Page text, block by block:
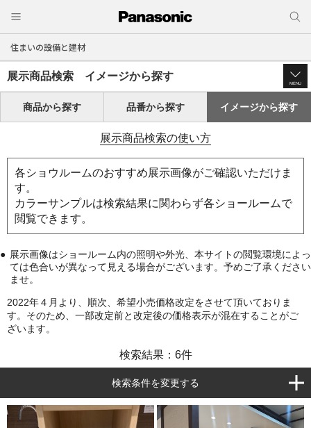
住まいの設備と建材
展示商品検索 イメージから探す
MENU
商品から探す 品番から探す イメージから探す
展示商品検索の使い方
各ショウルームのおすすめ展示画像がご確認いただけま
す。
カラーサンプルは検索結果に関わらず各ショールームで
閲覧できます。
展示画像はショールーム内の照明や外光、本サイトの閲覧環境によっ
ては色合いが異なって見える場合がございます。予めご了承ください
ませ。
2022年４月より、順次、希望小売価格改定をさせて頂いておりま
す。そのため、一部改定前と改定後の価格表示が混在することがご
ざいます。
検索結果： 6件
検索条件を変更する